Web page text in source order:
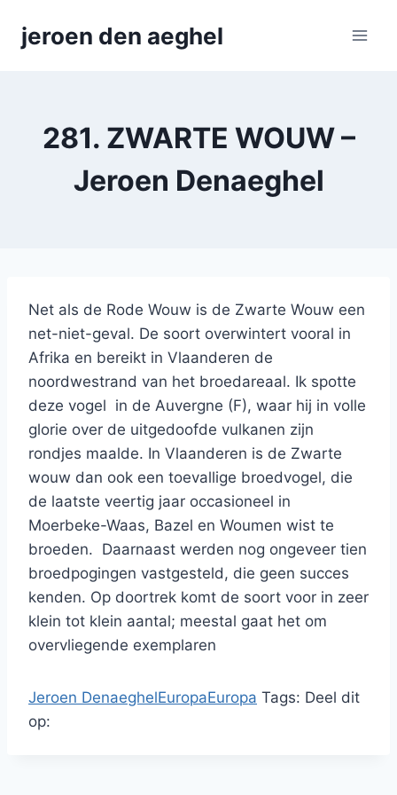
jeroen den aeghel
281. ZWARTE WOUW –
Jeroen Denaeghel
Net als de Rode Wouw is de Zwarte Wouw een
net-niet-geval. De soort overwintert vooral in
Afrika en bereikt in Vlaanderen de
noordwestrand van het broedareaal. Ik spotte
deze vogel in de Auvergne (F), waar hij in volle
glorie over de uitgedoofde vulkanen zijn
rondjes maalde. In Vlaanderen is de Zwarte
wouw dan ook een toevallige broedvogel, die
de laatste veertig jaar occasioneel in
Moerbeke-Waas, Bazel en Woumen wist te
broeden. Daarnaast werden nog ongeveer tien
broedpogingen vastgesteld, die geen succes
kenden. Op doortrek komt de soort voor in zeer
klein tot klein aantal; meestal gaat het om
overvliegende exemplaren
Jeroen DenaeghelEuropaEuropa Tags: Deel dit
op: